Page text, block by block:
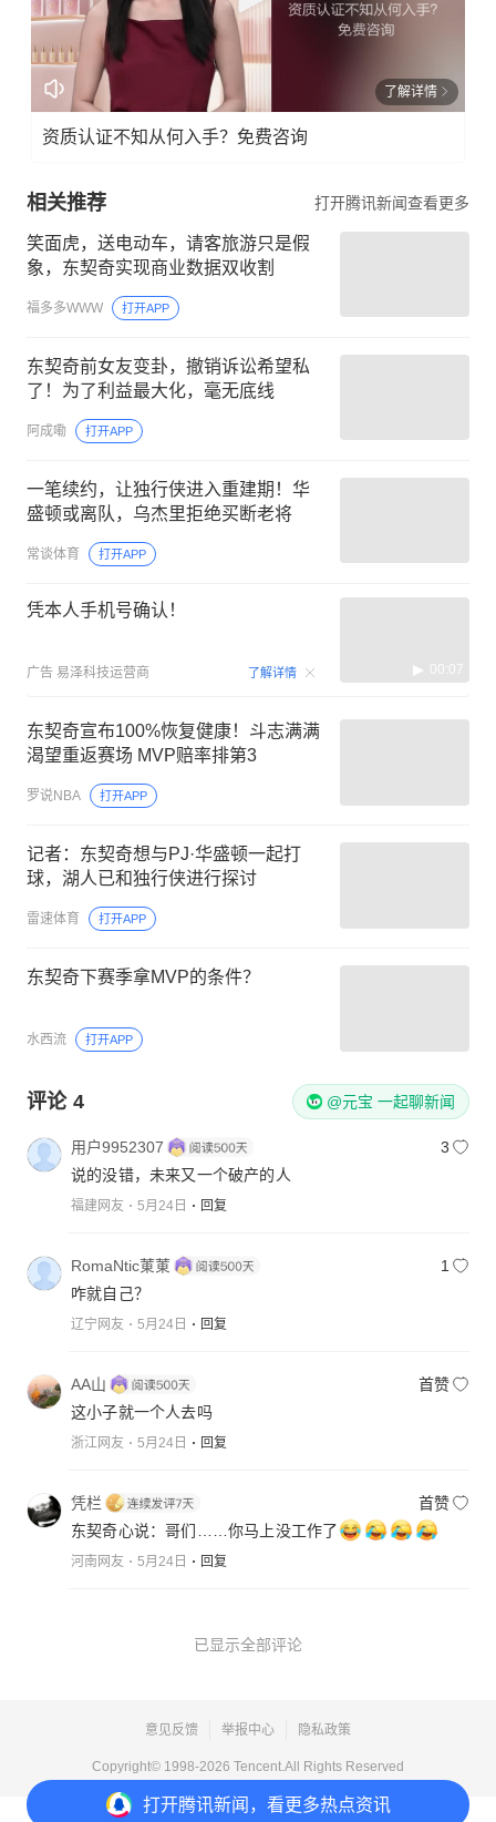
打开腾讯新闻，看更多热点资讯
了解详情
资质认证不知从何入手？免费咨询
相关推荐 打开腾讯新闻查看更多
笑面虎，送电动车，请客旅游只是假
象，东契奇实现商业数据双收割
福多多WWW 打开APP
东契奇前女友变卦，撤销诉讼希望私
了！为了利益最大化，毫无底线
阿成嘞 打开APP
一笔续约，让独行侠进入重建期！华
盛顿或离队，乌杰里拒绝买断老将
常谈体育 打开APP
凭本人手机号确认！
广告 易泽科技运营商 了解详情 00:07
东契奇宣布100%恢复健康！斗志满满
渴望重返赛场 MVP赔率排第3
罗说NBA 打开APP
记者：东契奇想与PJ·华盛顿一起打
球，湖人已和独行侠进行探讨
雷速体育 打开APP
东契奇下赛季拿MVP的条件？
水西流 打开APP
评论 4 @元宝 一起聊新闻
用户9952307
3
说的没错，未来又一个破产的人
福建网友 5月24日 回复
RomaNtic菄菄
1
咋就自己？
辽宁网友 5月24日 回复
AA山
首赞
这小子就一个人去吗
浙江网友 5月24日 回复
凭栏
首赞
东契奇心说：哥们……你马上没工作了
河南网友 5月24日 回复
已显示全部评论
意见反馈 举报中心 隐私政策
Copyright© 1998-2026 Tencent.All Rights Reserved